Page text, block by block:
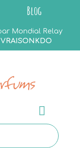
Blog
Mondial Relay